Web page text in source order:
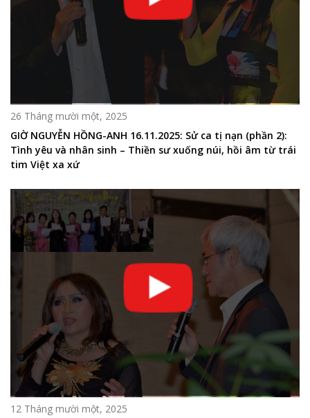
26 Tháng mười một, 2025
GIỜ NGUYỄN HỒNG-ANH 16.11.2025: Sử ca tị nạn (phần 2):
Tình yêu và nhân sinh – Thiền sư xuống núi, hồi âm từ trái
tim Việt xa xứ
12 Tháng mười một, 2025